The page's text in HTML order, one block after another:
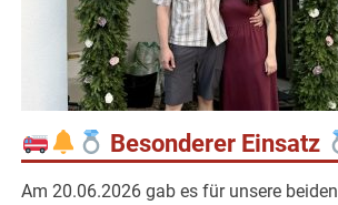
Besonderer Einsatz
Am 20.06.2026 gab es für unsere beiden